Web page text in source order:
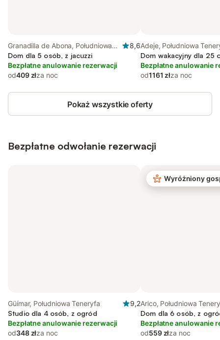
Granadilla de Abona, Południowa
Teneryfa
8,6
Dom dla 5 osób, z jacuzzi
Bezpłatne anulowanie rezerwacji
od409 złza noc
Adeje, Południowa
Dom wakacyjny dla 25
Bezpłatne anulowanie
od1161 złza noc
Pokaż wszystkie oferty
Bezpłatne odwołanie rezerwacji
Güímar, Południowa Teneryfa
9,2
Studio dla 4 osób, z ogród
Bezpłatne anulowanie rezerwacji
od348 złza noc
Wyróżniony
Arico, Południowa
Dom dla 6 osób, z
Bezpłatne anulowanie
od559 złza noc